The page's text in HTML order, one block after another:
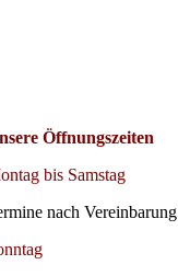
Öffnungszeiten
bis Samstag
nach Vereinbarung